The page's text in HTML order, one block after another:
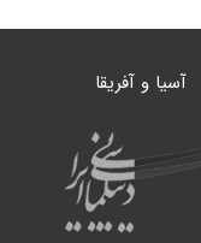
آسیا و آفریقا